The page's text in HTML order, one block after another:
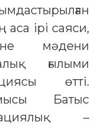
ірі саяси,
мәдени
ғылыми
өтті.
Батыс
–